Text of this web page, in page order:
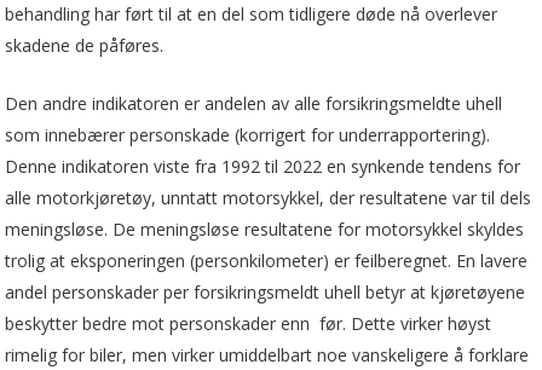
behandling har ført til at en del som tidligere døde nå overlever
skadene de påføres.
Den andre indikatoren er andelen av alle forsikringsmeldte uhell
som innebærer personskade (korrigert for underrapportering).
Denne indikatoren viste fra 1992 til 2022 en synkende tendens for
alle motorkjøretøy, unntatt motorsykkel, der resultatene var til dels
meningsløse. De meningsløse resultatene for motorsykkel skyldes
trolig at eksponeringen (personkilometer) er feilberegnet. En lavere
andel personskader per forsikringsmeldt uhell betyr at kjøretøyene
beskytter bedre mot personskader enn før. Dette virker høyst
rimelig for biler, men virker umiddelbart noe vanskeligere å forklare